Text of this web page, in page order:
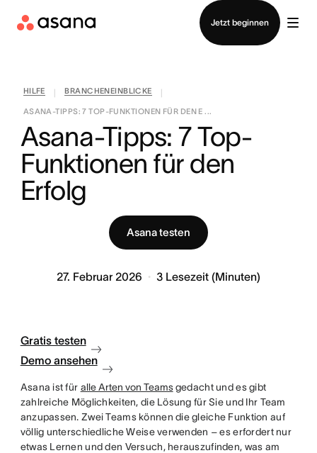
Jetzt beginnen
Vertrieb kontaktieren
HILFE BRANCHENEINBLICKE
ASANA-TIPPS: 7 TOP-FUNKTIONEN FÜR DEN E ...
Asana-Tipps: 7 Top-
Funktionen für den
Erfolg
Asana testen
27. Februar 2026 3 Lesezeit (Minuten)
Gratis testen
Demo ansehen
Asana ist für alle Arten von Teamsgedacht und es gibt
zahlreiche Möglichkeiten, die Lösung für Sie und Ihr Team
anzupassen. Zwei Teams können die gleiche Funktion auf
völlig unterschiedliche Weise verwenden – es erfordert nur
etwas Lernen und den Versuch, herauszufinden, was am